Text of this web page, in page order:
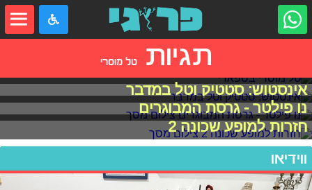
תגיותטל מוסרי
טל מוסרי בספארי
אינסטוש: סטטיק וטל במדבר
נו פילטר - גרסת המבוגרים
חזרות למופע שכונה 2
ווידיאו